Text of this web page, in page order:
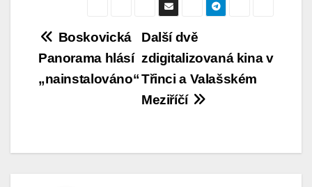
Navigace
pro
Další dvě
zdigitalizovaná kina v
Třinci a Valašském
Meziříčí
Boskovická
Panorama hlásí
„nainstalováno“